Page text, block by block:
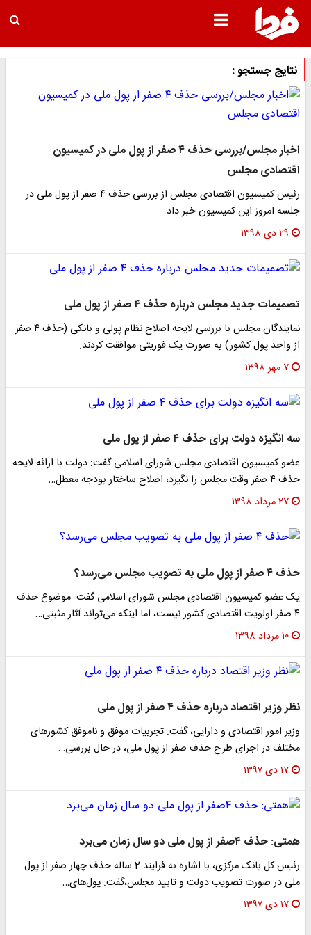
نتایج جستجو :
اخبار مجلس/بررسی حذف ۴ صفر از پول ملی در کمیسیون
اقتصادی مجلس
رئیس کمیسیون اقتصادی مجلس از بررسی حذف ۴ صفر از پول ملی در
جلسه امروز این کمیسیون خبر داد.
۲۹ دی ۱۳۹۸
تصمیمات جدید مجلس درباره حذف ۴ صفر از پول ملی
نمایندگان مجلس با بررسی لایحه اصلاح نظام پولی و بانکی (حذف ۴ صفر
از واحد پول کشور) به صورت یک فوریتی موافقت کردند.
۷ مهر ۱۳۹۸
سه انگیزه دولت برای حذف ۴ صفر از پول ملی
عضو کمیسیون اقتصادی مجلس شورای اسلامی گفت: دولت با ارائه لایحه
حذف ۴ صفر وقت مجلس را نگیرد، اصلاح ساختار بودجه معطل…
۲۷ مرداد ۱۳۹۸
حذف ۴ صفر از پول ملی به تصویب مجلس می‌رسد؟
یک عضو کمیسیون اقتصادی مجلس شورای اسلامی گفت: موضوع حذف
۴ صفر اولویت اقتصادی کشور نیست، اما اینکه می‌تواند آثار مثبتی…
۱۰ مرداد ۱۳۹۸
نظر وزیر اقتصاد درباره حذف ۴ صفر از پول ملی
وزیر امور اقتصادی و دارایی، گفت: تجربیات موفق و ناموفق کشورهای
مختلف در اجرای طرح حذف صفر از پول ملی، در حال بررسی…
۱۷ دی ۱۳۹۷
همتی: حذف ۴صفر از پول ملی دو سال زمان می‌برد
رئیس کل بانک مرکزی، با اشاره به فرایند 2 ساله حذف چهار صفر از پول
ملی در صورت تصویب دولت و تایید مجلس،گفت: پول‌های…
۱۷ دی ۱۳۹۷